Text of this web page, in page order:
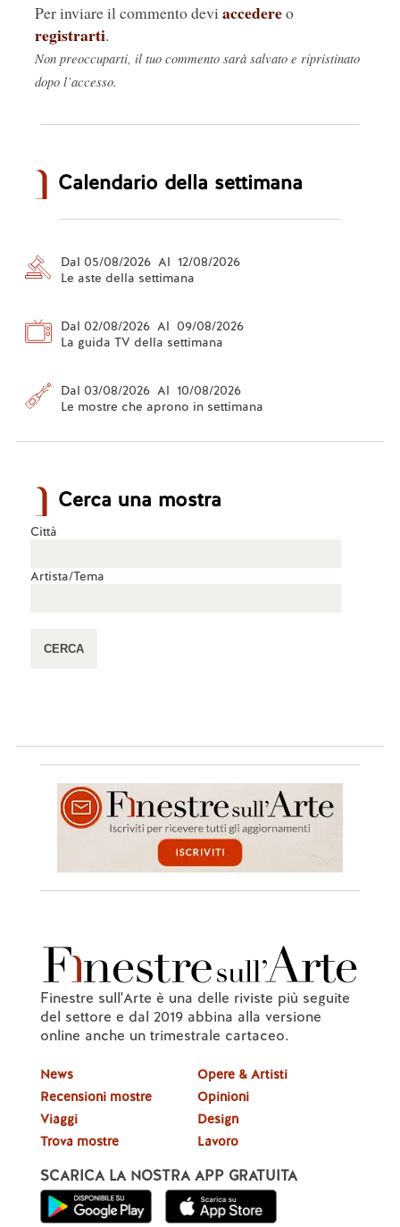
Per inviare il commento devi accedereo
registrarti.
Non preoccuparti, il tuo commento sarà salvato e ripristinato
dopo l’accesso.
Calendario della settimana
Dal 05/08/2026 Al 12/08/2026
Le aste della settimana
Dal 02/08/2026 Al 09/08/2026
La guida TV della settimana
Dal 03/08/2026 Al 10/08/2026
Le mostre che aprono in settimana
Cerca una mostra
Città
Artista/Tema
Finestre sull'Arte è una delle riviste più seguite
del settore e dal 2019 abbina alla versione
online anche un trimestrale cartaceo.
News
Recensioni mostre
Viaggi
Trova mostre
Opere & Artisti
Opinioni
Design
Lavoro
SCARICA LA NOSTRA APP GRATUITA